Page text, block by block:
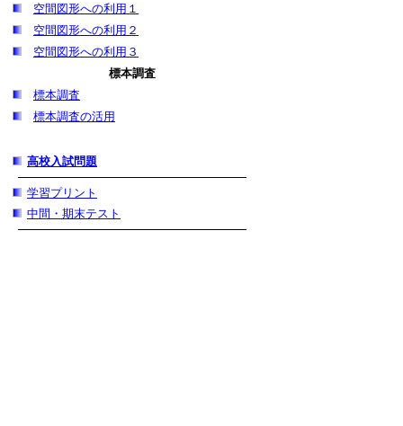
空間図形への利用１
空間図形への利用２
空間図形への利用３
標本調査
標本調査
標本調査の活用
高校入試問題
学習プリント
中間・期末テスト